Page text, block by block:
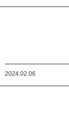
2024.02.06